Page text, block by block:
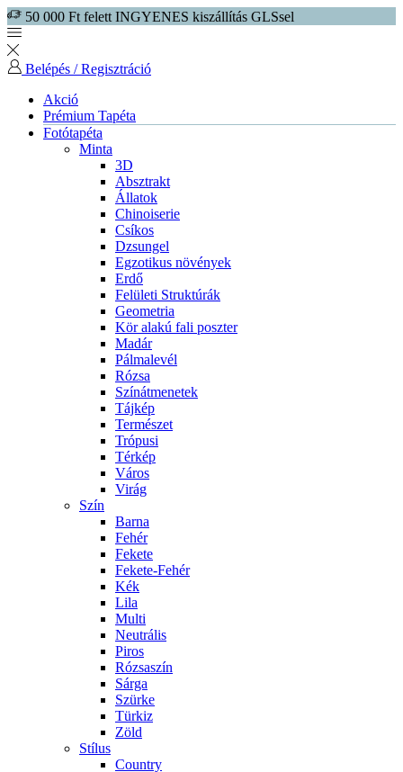
50 000 Ft felett INGYENES kiszállítás GLSsel
Belépés / Regisztráció
Akció
Prémium Tapéta
Fotótapéta
Minta
3D
Absztrakt
Állatok
Chinoiserie
Csíkos
Dzsungel
Egzotikus növények
Erdő
Felületi Struktúrák
Geometria
Kör alakú fali poszter
Madár
Pálmalevél
Rózsa
Színátmenetek
Tájkép
Természet
Trópusi
Térkép
Város
Virág
Szín
Barna
Fehér
Fekete
Fekete-Fehér
Kék
Lila
Multi
Neutrális
Piros
Rózsaszín
Sárga
Szürke
Türkiz
Zöld
Stílus
Country